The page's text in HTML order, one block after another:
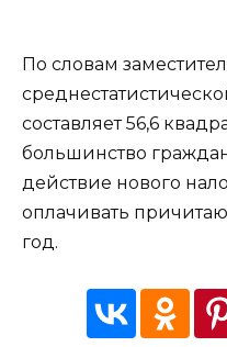
По словам
составляет 56,6
большинство
действие нового
оплачивать
год.